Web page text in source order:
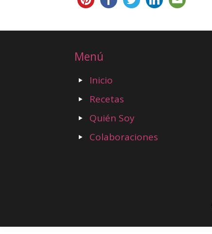
Menú
Inicio
Recetas
Quién Soy
Colaboraciones